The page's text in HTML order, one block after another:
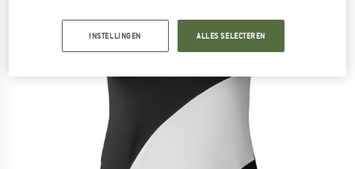
INSTELLINGEN ALLES SELECTEREN